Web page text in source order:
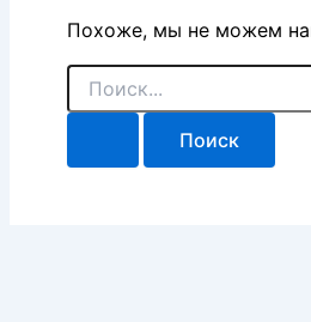
Похоже, мы не можем
Поиск: